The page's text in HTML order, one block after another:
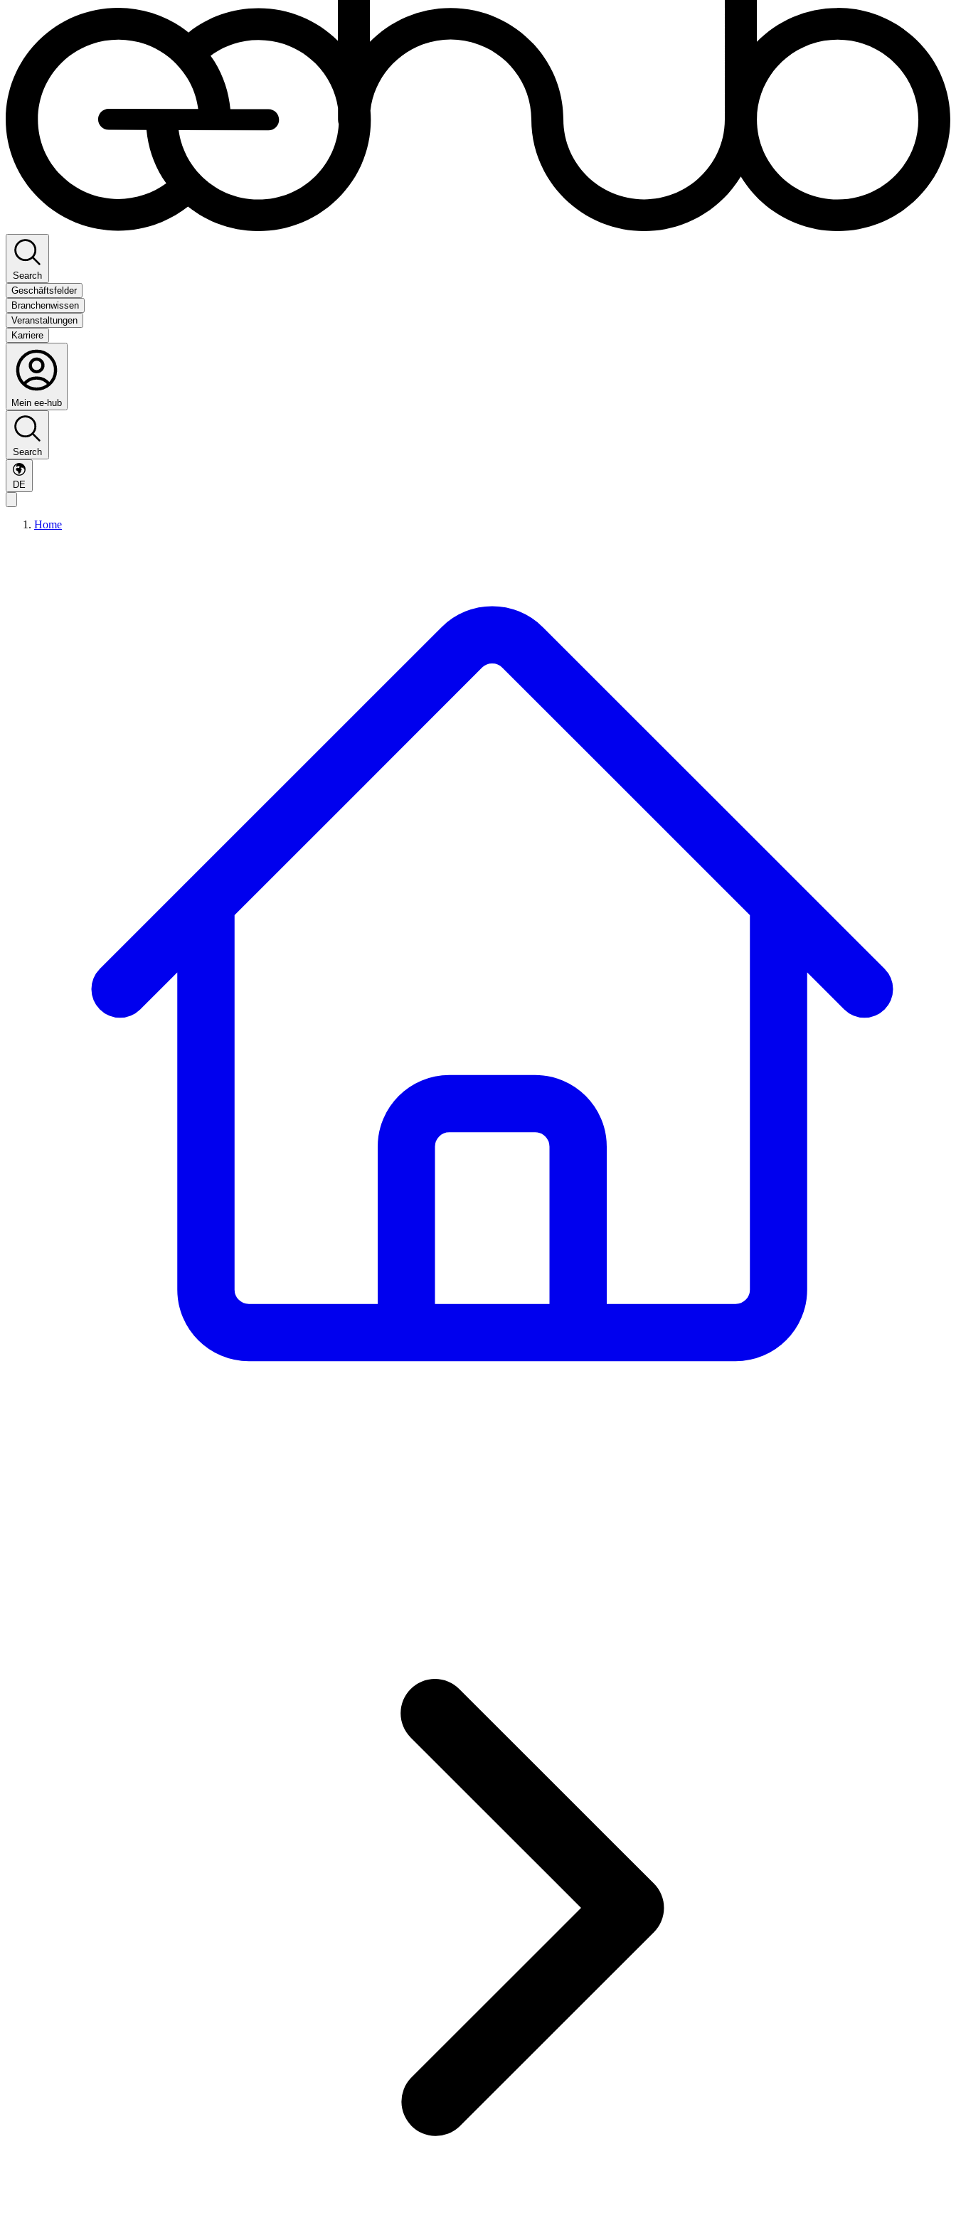
Search
Geschäftsfelder
Branchenwissen
Veranstaltungen
Karriere
Mein ee-hub
Search
DE
Home